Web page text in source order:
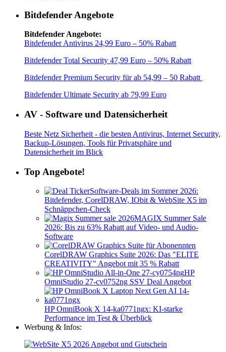
Bitdefender Angebote
Bitdefender Angebote:
Bitdefender Antivirus 24,99 Euro – 50% Rabatt
Bitdefender Total Security 47,99 Euro – 50% Rabatt
Bitdefender Premium Security für ab 54,99 – 50 Rabatt
Bitdefender Ultimate Security ab 79,99 Euro
AV - Software und Datensicherheit
Beste Netz Sicherheit - die besten Antivirus, Internet Security,
Backup-Lösungen, Tools für Privatsphäre und
Datensicherheit im Blick
Top Angebote!
Software-Deals im Sommer 2026:
Bitdefender, CorelDRAW, IObit & WebSite X5 im
Schnäppchen-Check
MAGIX Summer Sale
2026: Bis zu 63% Rabatt auf Video- und Audio-
Software
CorelDRAW Graphics Suite 2026: Das "ELITE
CREATIVITY" Angebot mit 35 % Rabatt
HP
OmniStudio 27-cv0752ng SSV Deal Angebot
HP OmniBook X 14-ka0771ngx: KI-starke
Performance im Test & Überblick
Werbung & Infos: